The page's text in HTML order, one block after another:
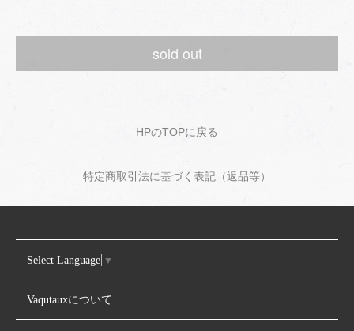
sold out
HPのTOPに戻る
特定商取引法に基づく表記（返品等）
Select Language ▼
Vaqutauxについて